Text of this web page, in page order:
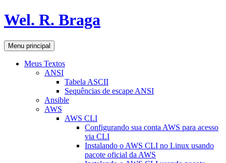
Pular
para
conteúdo
Wel. R. Braga
Pesquisar
Menu principal
Meus Textos
ANSI
Tabela ASCII
Sequências de escape ANSI
Ansible
AWS
AWS CLI
Configurando sua conta AWS para acesso
via CLI
Instalando o AWS CLI no Linux usando
pacote oficial da AWS